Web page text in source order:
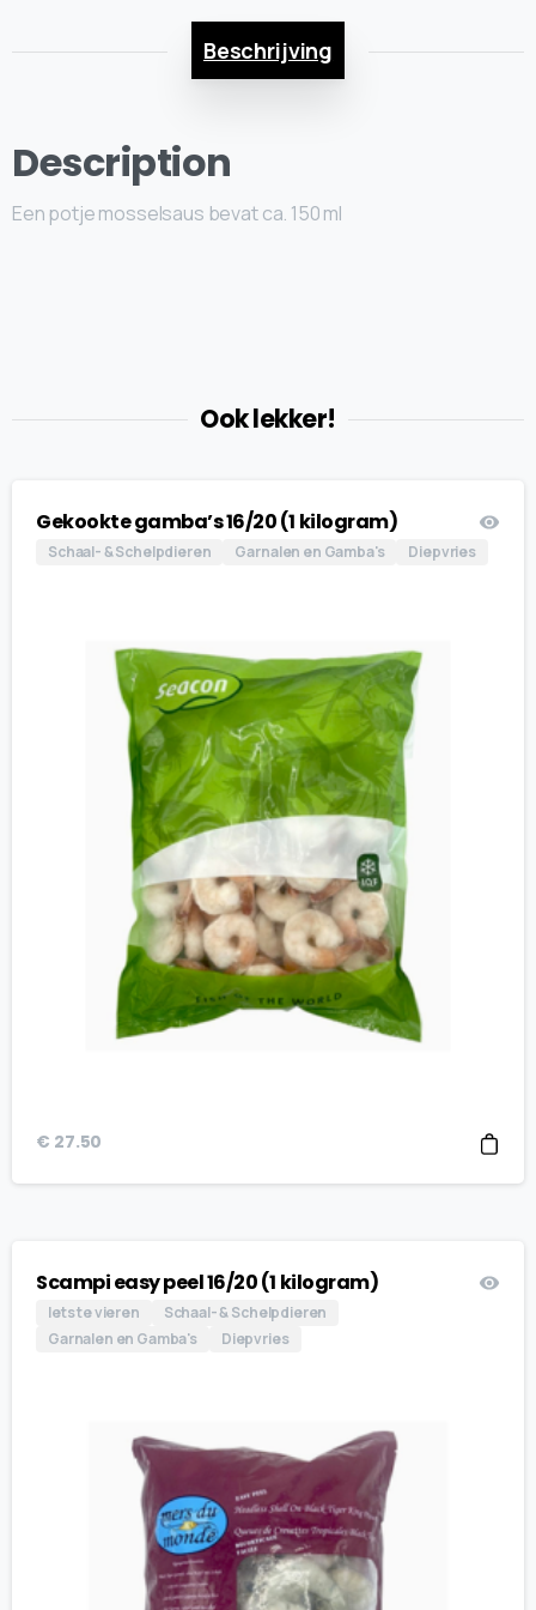
Beschrijving
Description
Een potje mosselsaus bevat ca. 150 ml
Ook lekker!
Gekookte gamba’s 16/20 (1 kilogram)
Schaal- & Schelpdieren Garnalen en Gamba's Diepvries
€ 27.50
Scampi easy peel 16/20 (1 kilogram)
Iets te vieren
Schaal- & Schelpdieren
Garnalen en Gamba's
Diepvries